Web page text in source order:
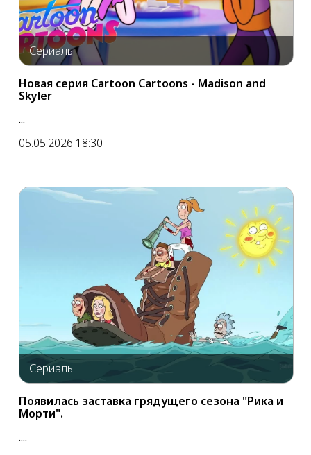
Сериалы
Новая серия Cartoon Cartoons - Madison and
Skyler
...
05.05.2026 18:30
Сериалы
Появилась заставка грядущего сезона "Рика и
Морти".
....